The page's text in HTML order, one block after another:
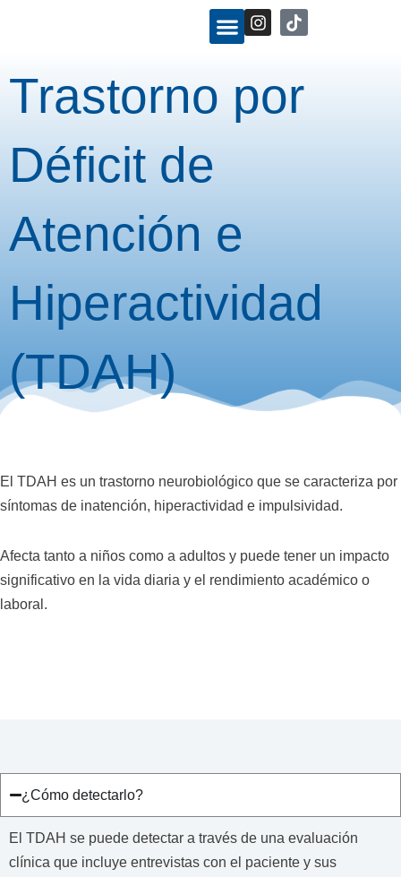
I
n
a
g
Trastorno por
Déficit de
Atención e
Hiperactividad
(TDAH)
El TDAH es un trastorno neurobiológico que se caracteriza por
síntomas de inatención, hiperactividad e impulsividad.
Afecta tanto a niños como a adultos y puede tener un impacto
significativo en la vida diaria y el rendimiento académico o
laboral.
¿Cómo detectarlo?
El TDAH se puede detectar a través de una evaluación
clínica que incluye entrevistas con el paciente y sus